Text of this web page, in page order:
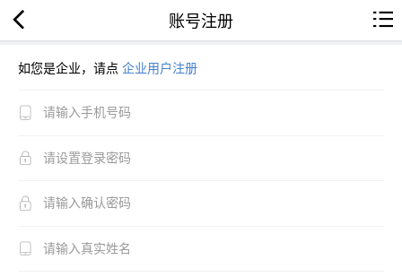
账号注册
如您是企业，请点 企业用户注册